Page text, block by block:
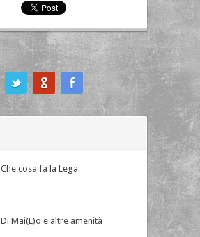
Che cosa fa la Lega
Di Mai(L)o e altre amenità